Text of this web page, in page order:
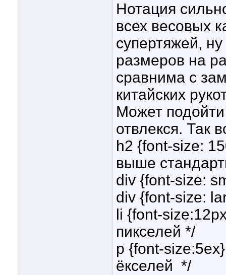
Нотация
всех весовых
супертяжей,
размеров на
сравнима с
китайских
Может
отвлекся. Так
h2 {font-size:
выше
div {font-size:
div {font-size:
li {font-
пикселей */
p {font-
ёкселей */